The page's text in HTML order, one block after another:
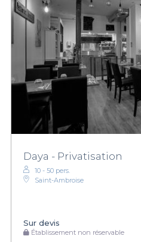
Daya - Privatisation
10 - 50 pers.
Saint-Ambroise
Sur devis
Établissement non réservable